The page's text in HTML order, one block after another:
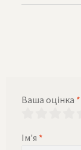
Ваша оцінка *
Ім'я *